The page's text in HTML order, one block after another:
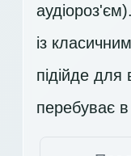
із
підійде для
перебуває в